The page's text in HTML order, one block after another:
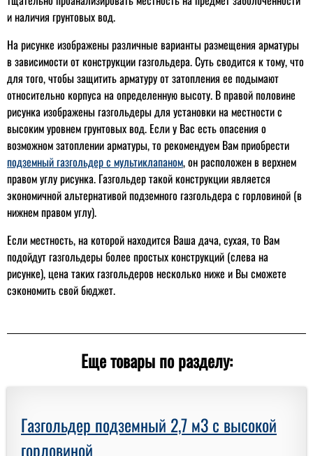
и наличия грунтовых вод.
На рисунке изображены различные варианты размещения арматуры
в зависимости от конструкции газгольдера. Суть сводится к тому, что
для того, чтобы защитить арматуру от затопления ее подымают
относительно корпуса на определенную высоту. В правой половине
рисунка изображены газгольдеры для установки на местности с
высоким уровнем грунтовых вод. Если у Вас есть опасения о
возможном затоплении арматуры, то рекомендуем Вам приобрести
подземный газгольдер с мультиклапаном, он расположен в верхнем
правом углу рисунка. Газгольдер такой конструкции является
экономичной альтернативой подземного газгольдера с горловиной (в
нижнем правом углу).
Если местность, на которой находится Ваша дача, сухая, то Вам
подойдут газгольдеры более простых конструкций (слева на
рисунке), цена таких газгольдеров несколько ниже и Вы сможете
сэкономить свой бюджет.
Еще товары по разделу:
Газгольдер подземный 2,7 м3 с высокой
горловиной